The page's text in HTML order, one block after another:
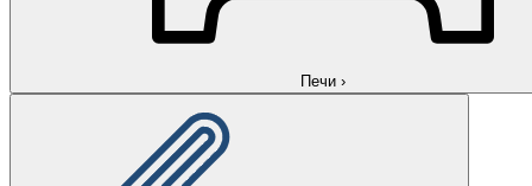
Печи ›